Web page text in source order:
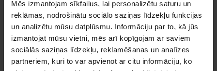
Mēs izmantojam sīkfailus, lai personalizētu saturu un
reklāmas, nodrošinātu sociālo saziņas līdzekļu funkcijas
un analizētu mūsu datplūsmu. Informāciju par to, kā jūs
izmantojat mūsu vietni, mēs arī kopīgojam ar saviem
sociālās saziņas līdzekļu, reklamēšanas un analīzes
partneriem, kuri to var apvienot ar citu informāciju, ko
Specifikācija
Stiprinājuma kvadrāts
1/2" / 3/8"
Tips
Adapteri
Trieciena
Jā